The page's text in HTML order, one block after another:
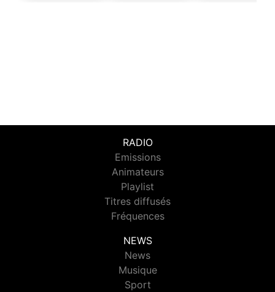
RADIO
Emissions
Animateurs
Playlist
Titres diffusés
Fréquences
NEWS
News
Musique
Sport